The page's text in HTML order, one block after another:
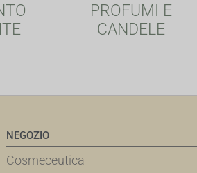
PROFUMI E
CANDELE
NEGOZIO
Cosmeceutica